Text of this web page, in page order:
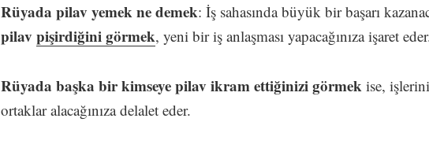
Rüyada pilav yemek ne demek: İş sahasında büyük bir başarı
pilavpişirdiğini görmek, yeni bir iş anlaşması yapacağınıza işaret
Rüyada başka bir kimseye pilav ikram ettiğinizi görmek ise,
ortaklar alacağınıza delalet eder.